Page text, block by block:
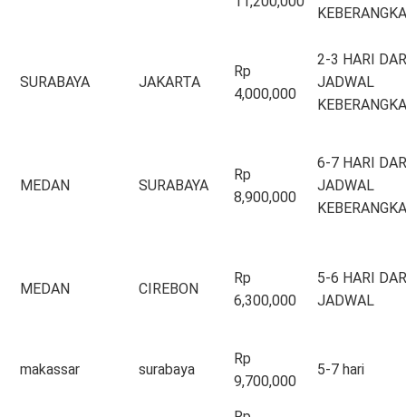
SURABAYA JAKARTA
Rp
4,000,000
2-3 HARI
JADWAL
MEDAN SURABAYA
Rp
8,900,000
6-7 HARI
JADWAL
MEDAN CIREBON
Rp
6,300,000
5-6 HARI
JADWAL
makassar surabaya
Rp
9,700,000
5-7 hari